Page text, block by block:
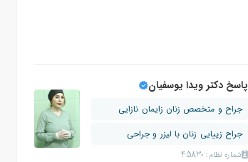
پاسخ دکتر ویدا یوسفیان
جراح و متخصص زنان زایمان نازایی
جراح زییایی زنان با لیزر و جراحی
شماره نظام: 45830